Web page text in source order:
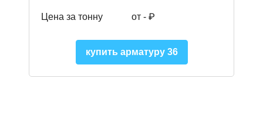
Цена за тонну от - ₽
купить арматуру 36